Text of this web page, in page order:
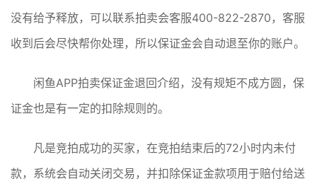
没有给予释放，可以联系拍卖会客服400-822-2870，客服
收到后会尽快帮你处理，所以保证金会自动退至你的账户。
闲鱼APP拍卖保证金退回介绍，没有规矩不成方圆，保
证金也是有一定的扣除规则的。
凡是竞拍成功的买家，在竞拍结束后的72小时内未付
款，系统会自动关闭交易，并扣除保证金款项用于赔付给送